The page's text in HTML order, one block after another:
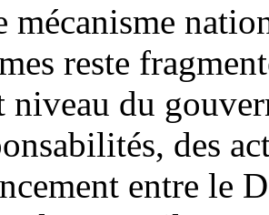
mécanisme
reste
niveau du
des
entre le